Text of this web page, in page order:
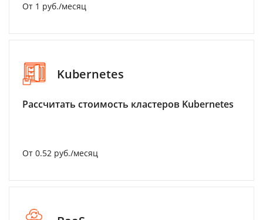
От 1 руб./месяц
Kubernetes
Рассчитать стоимость кластеров Kubernetes
От 0.52 руб./месяц